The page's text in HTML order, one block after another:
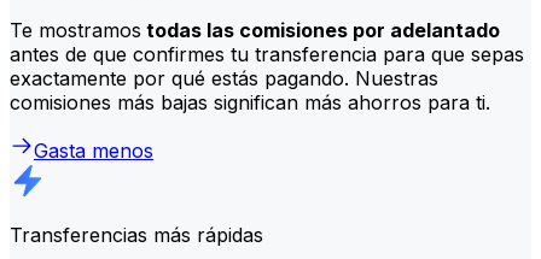
Te mostramos todas las comisiones por adelantado
antes de que confirmes tu transferencia para que sepas
exactamente por qué estás pagando. Nuestras
comisiones más bajas significan más ahorros para ti.
Gasta menos
Transferencias más rápidas